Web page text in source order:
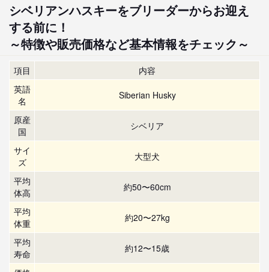
シベリアンハスキーをブリーダーからお迎え
する前に！
～特徴や販売価格など基本情報をチェック～
項目
内容
英語
名
Siberian Husky
原産
国
シベリア
サイ
ズ
大型犬
平均
体高
約50〜60cm
平均
体重
約20〜27kg
平均
寿命
約12〜15歳